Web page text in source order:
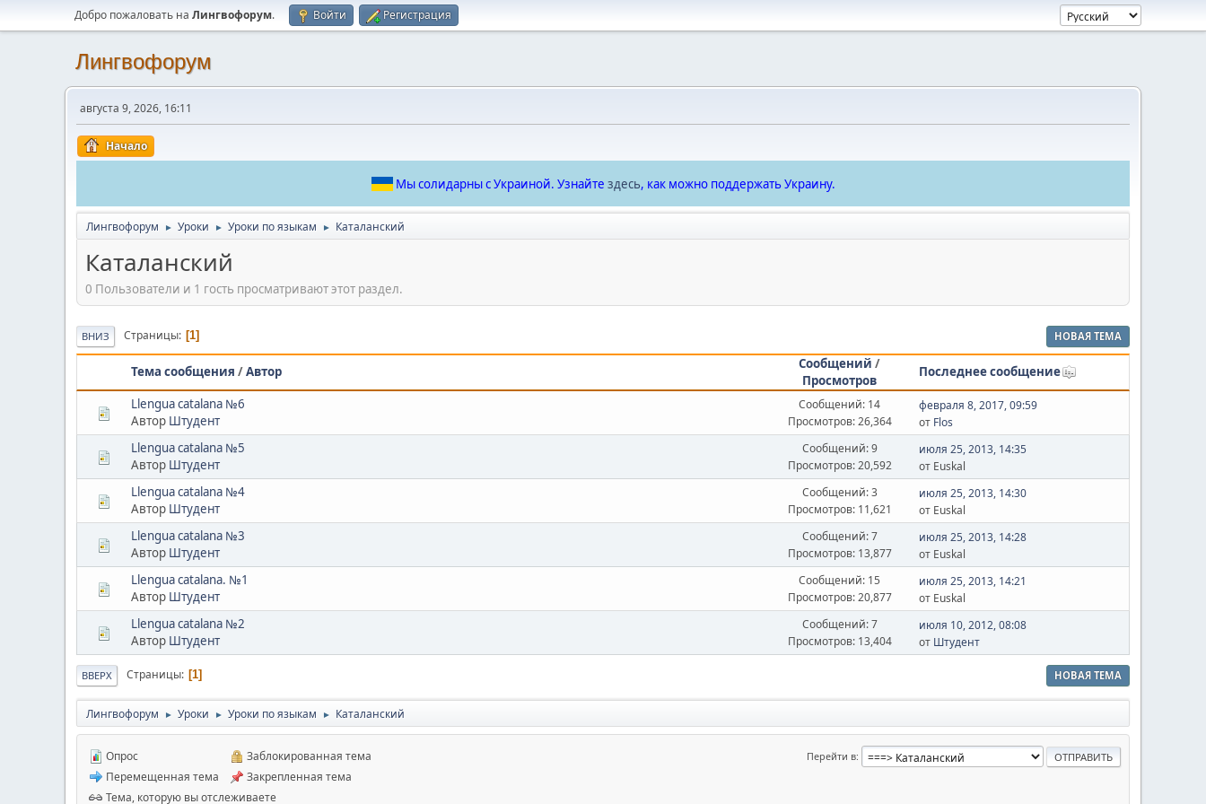
Добро пожаловать на Лингвофорум. Войти Регистрация
Лингвофорум
августа 9, 2026, 16:11
Начало
Мы солидарны с Украиной. Узнайте здесь, как можно поддержать Украину.
Лингвофорум ► Уроки ► Уроки по языкам ► Каталанский
Каталанский
0 Пользователи и 1 гость просматривают этот раздел.
ВНИЗ Страницы 1 НОВАЯ ТЕМА
Тема сообщения /Автор
Сообщений /
Просмотров
Последнее сообщение
Llengua catalana №6
Автор Штудент
Сообщений: 14
Просмотров: 26,364
февраля 8, 2017, 09:59
от Flos
Llengua catalana №5
Автор Штудент
Сообщений: 9
Просмотров: 20,592
июля 25, 2013, 14:35
от Euskal
Llengua catalana №4
Автор Штудент
Сообщений: 3
Просмотров: 11,621
июля 25, 2013, 14:30
от Euskal
Llengua catalana №3
Автор Штудент
Сообщений: 7
Просмотров: 13,877
июля 25, 2013, 14:28
от Euskal
Llengua catalana. №1
Автор Штудент
Сообщений: 15
Просмотров: 20,877
июля 25, 2013, 14:21
от Euskal
Llengua catalana №2
Автор Штудент
Сообщений: 7
Просмотров: 13,404
июля 10, 2012, 08:08
от Штудент
НОВАЯ ТЕМА
ВВЕРХ Страницы 1
Лингвофорум ► Уроки ► Уроки по языкам ► Каталанский
Перейти в
Опрос
Перемещенная тема
Заблокированная тема
Закрепленная тема
Тема, которую вы отслеживаете